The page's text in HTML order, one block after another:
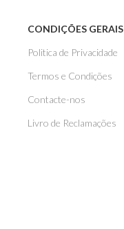
CONDIÇÕES GERAIS
Politica de Privacidade
Termos e Condições
Contacte-nos
Livro de Reclamações